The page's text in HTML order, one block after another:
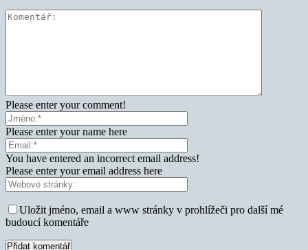
Please enter your comment!
Please enter your name here
You have entered an incorrect email address!
Please enter your email address here
Uložit jméno, email a www stránky v prohlížeči pro další mé
budoucí komentáře